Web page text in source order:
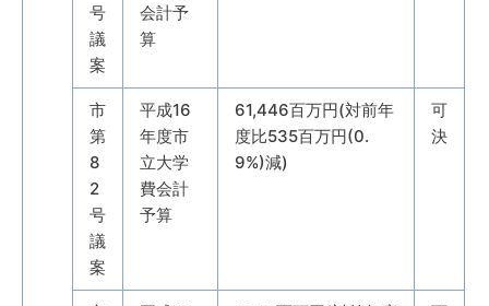
号
議
案
会計予
算
市
第
8
2
号
議
案
平成16
年度市
立大学
費会計
予算
61,446百万円(対前年
度比535百万円(0.
9%)減)
可
決